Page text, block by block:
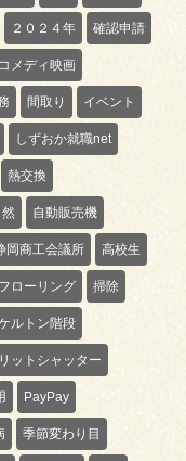
２０２４年 確認申請
コメディ映画
間取り イベント
しずおか就職net
熱交換
然 自動販売機
岡商工会議所 高校生
フローリング 掃除
ルトン階段
ットシャッター
PayPay
季節変わり目